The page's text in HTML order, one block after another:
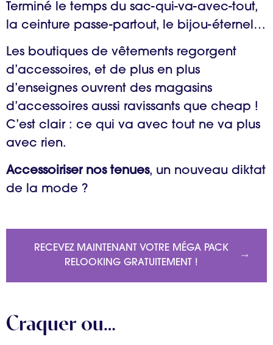
Terminé le temps du sac-qui-va-avec-tout,
la ceinture passe-partout, le bijou-éternel…
Les boutiques de vêtements regorgent
d’accessoires, et de plus en plus
d’enseignes ouvrent des magasins
d’accessoires aussi ravissants que cheap !
C’est clair : ce qui va avec tout ne va plus
avec rien.
Accessoiriser nos tenues, un nouveau diktat
de la mode ?
RECEVEZ MAINTENANT VOTRE MÉGA PACK
RELOOKING GRATUITEMENT !
Craquer ou…